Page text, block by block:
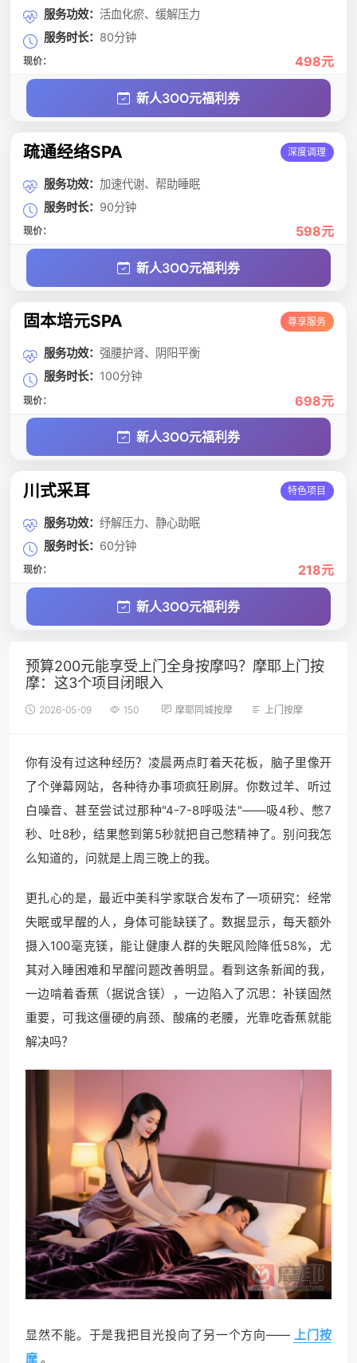
服务功效： 活血化瘀、缓解压力
服务时长： 80分钟
现价： 498元
新人3OO元福利券
疏通经络SPA 深度调理
服务功效： 加速代谢、帮助睡眠
服务时长： 90分钟
现价： 598元
新人3OO元福利券
固本培元SPA 尊享服务
服务功效： 强腰护肾、阴阳平衡
服务时长： 100分钟
现价： 698元
新人3OO元福利券
川式采耳 特色项目
服务功效： 纾解压力、静心助眠
服务时长： 60分钟
现价： 218元
新人3OO元福利券
预算200元能享受上门全身按摩吗？摩耶上门按
摩：这3个项目闭眼入
2026-05-09 150 摩耶同城按摩 上门按摩
你有没有过这种经历？凌晨两点盯着天花板，脑子里像开
了个弹幕网站，各种待办事项疯狂刷屏。你数过羊、听过
白噪音、甚至尝试过那种"4-7-8呼吸法"——吸4秒、憋7
秒、吐8秒，结果憋到第5秒就把自己憋精神了。别问我怎
么知道的，问就是上周三晚上的我。
更扎心的是，最近中美科学家联合发布了一项研究：经常
失眠或早醒的人，身体可能缺镁了。数据显示，每天额外
摄入100毫克镁，能让健康人群的失眠风险降低58%，尤
其对入睡困难和早醒问题改善明显。看到这条新闻的我，
一边啃着香蕉（据说含镁），一边陷入了沉思：补镁固然
重要，可我这僵硬的肩颈、酸痛的老腰，光靠吃香蕉就能
解决吗？
显然不能。于是我把目光投向了另一个方向——
上门按
摩 。